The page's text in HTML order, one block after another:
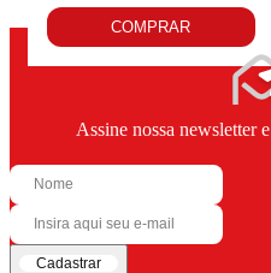
COMPRAR
Assine nossa newsletter
Cadastrar